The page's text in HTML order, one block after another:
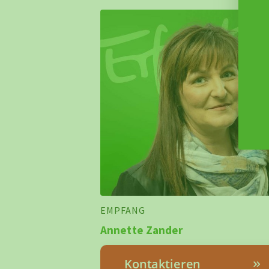
EMPFANG
Annette Zander
Kontaktieren